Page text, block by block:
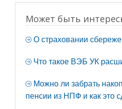
Может быть
О страховании
Что такое ВЭБ УК
Можно ли забрать
пенсии из НПФ и как это